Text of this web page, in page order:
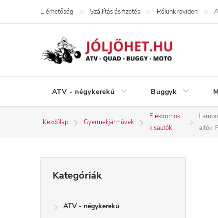
Elérhetőség Szállítás és fizetés Rólunk röviden
ATV - négykerekű Buggyk
Kezdőlap Gyermekjárművek
Elektromos
kisautók
ajtók,
O
átugrása
Kategóriák
ATV - négykerekű